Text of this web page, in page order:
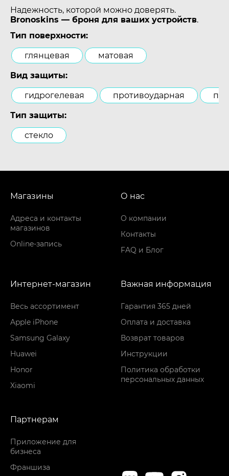
Надежность, которой можно доверять.
Bronoskins — броня для ваших устройств.
Тип поверхности:
глянцевая матовая
Вид защиты:
гидрогелевая противоударная
Тип защиты:
стекло
Магазины
Адреса и контакты
магазинов
Online-запись
О нас
О компании
Контакты
FAQ и Блог
Интернет-магазин
Весь ассортимент
Apple iPhone
Samsung Galaxy
Huawei
Honor
Xiaomi
Важная информация
Гарантия 365 дней
Оплата и доставка
Возврат товаров
Инструкции
Политика обработки
персональных данных
Партнерам
Приложение для
бизнеса
Франшиза